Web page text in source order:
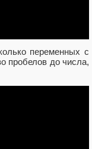
переменных с
пробелов до числа,